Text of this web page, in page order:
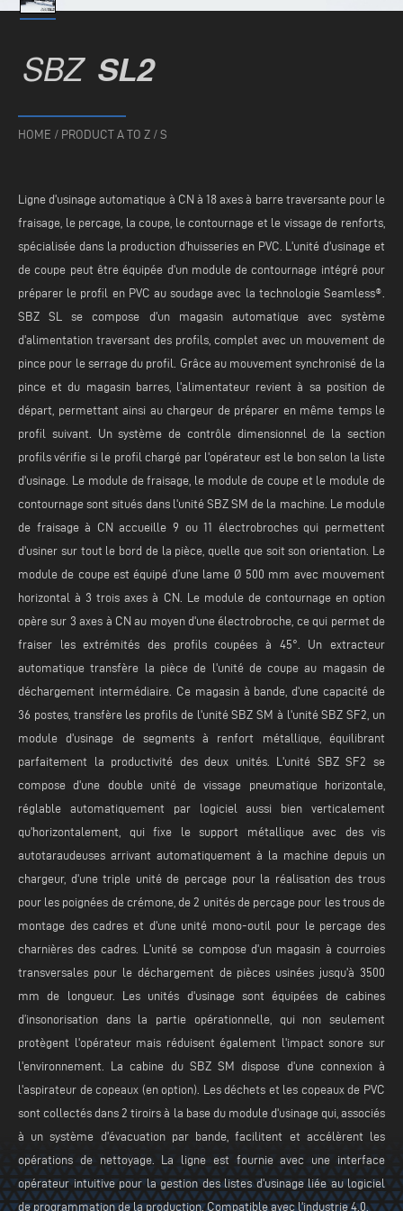
SBZ SL2
HOME / PRODUCT A TO Z / S
Ligne d'usinage automatique à CN à 18 axes à barre traversante pour le
fraisage, le perçage, la coupe, le contournage et le vissage de renforts,
spécialisée dans la production d’huisseries en PVC. L'unité d'usinage et
de coupe peut être équipée d'un module de contournage intégré pour
préparer le profil en PVC au soudage avec la technologie Seamless®.
SBZ SL se compose d'un magasin automatique avec système
d'alimentation traversant des profils, complet avec un mouvement de
pince pour le serrage du profil. Grâce au mouvement synchronisé de la
pince et du magasin barres, l'alimentateur revient à sa position de
départ, permettant ainsi au chargeur de préparer en même temps le
profil suivant. Un système de contrôle dimensionnel de la section
profils vérifie si le profil chargé par l'opérateur est le bon selon la liste
d'usinage. Le module de fraisage, le module de coupe et le module de
contournage sont situés dans l'unité SBZ SM de la machine. Le module
de fraisage à CN accueille 9 ou 11 électrobroches qui permettent
d'usiner sur tout le bord de la pièce, quelle que soit son orientation. Le
module de coupe est équipé d’une lame Ø 500 mm avec mouvement
horizontal à 3 trois axes à CN. Le module de contournage en option
opère sur 3 axes à CN au moyen d'une électrobroche, ce qui permet de
fraiser les extrémités des profils coupées à 45°. Un extracteur
automatique transfère la pièce de l'unité de coupe au magasin de
déchargement intermédiaire. Ce magasin à bande, d'une capacité de
36 postes, transfère les profils de l'unité SBZ SM à l'unité SBZ SF2, un
module d'usinage de segments à renfort métallique, équilibrant
parfaitement la productivité des deux unités. L'unité SBZ SF2 se
compose d'une double unité de vissage pneumatique horizontale,
réglable automatiquement par logiciel aussi bien verticalement
qu'horizontalement, qui fixe le support métallique avec des vis
autotaraudeuses arrivant automatiquement à la machine depuis un
chargeur, d'une triple unité de perçage pour la réalisation des trous
pour les poignées de crémone, de 2 unités de perçage pour les trous de
montage des cadres et d'une unité mono-outil pour le perçage des
charnières des cadres. L'unité se compose d'un magasin à courroies
transversales pour le déchargement de pièces usinées jusqu'à 3500
mm de longueur. Les unités d'usinage sont équipées de cabines
d’insonorisation dans la partie opérationnelle, qui non seulement
protègent l'opérateur mais réduisent également l'impact sonore sur
l'environnement. La cabine du SBZ SM dispose d'une connexion à
l'aspirateur de copeaux (en option). Les déchets et les copeaux de PVC
sont collectés dans 2 tiroirs à la base du module d'usinage qui, associés
à un système d'évacuation par bande, facilitent et accélèrent les
opérations de nettoyage. La ligne est fournie avec une interface
opérateur intuitive pour la gestion des listes d'usinage liée au logiciel
de programmation de la production. Compatible avec l'industrie 4.0.